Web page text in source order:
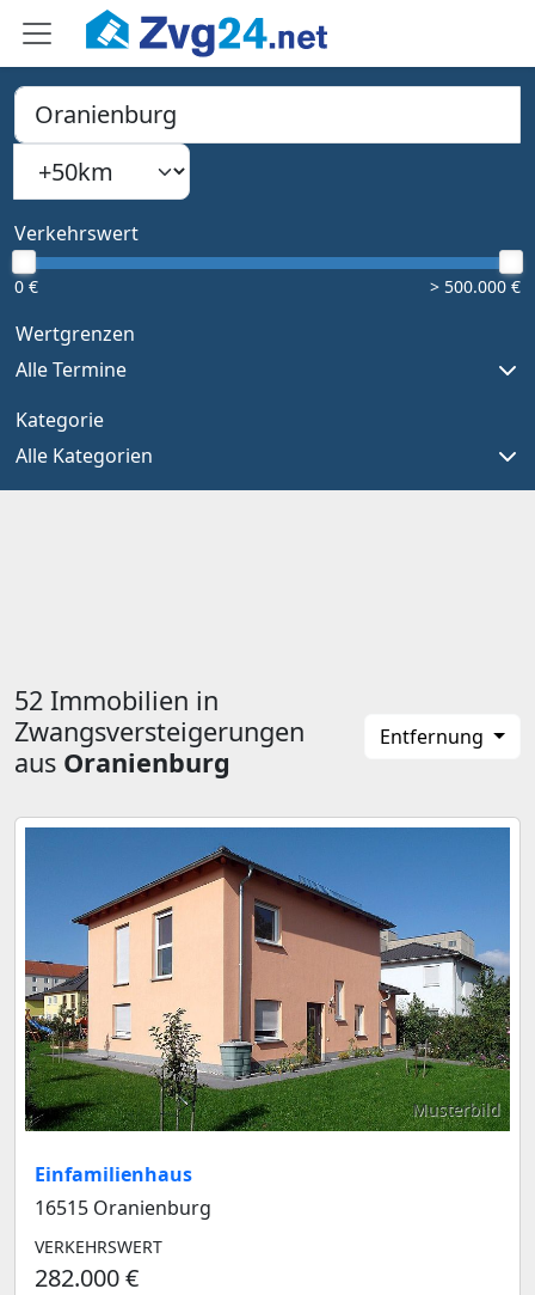
PLZ, Ort oder Bundesland
Type 1 or more characters for results.
Suchradius
Verkehrswert
0 € > 500.000 €
Wertgrenzen
Alle Termine
Kategorie
Alle Kategorien
52 Immobilien in
Zwangsversteigerungen
aus Oranienburg
Entfernung
Musterbild
Einfamilienhaus
16515 Oranienburg
VERKEHRSWERT
282.000 €